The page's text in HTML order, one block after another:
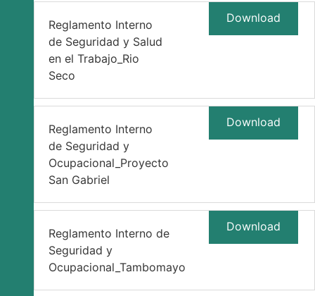
Reglamento Interno
de Seguridad y Salud
en el Trabajo_Rio
Seco
Download
Reglamento Interno
de Seguridad y
Ocupacional_Proyecto
San Gabriel
Download
Reglamento Interno de
Seguridad y
Ocupacional_Tambomayo
Download